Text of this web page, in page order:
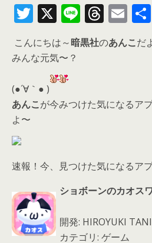
T
itt
er
X Li
n
e
T
h
re
s
E
m
ai
こんにちは～暗黒社のあんこだ
みんな元気〜？
(●´∀｀● )
あんこが今みつけた気になるア
よ〜
速報！今、見つけた気になるア
ショボーンのカオス
開発: HIROYUKI
カテゴリ: ゲーム